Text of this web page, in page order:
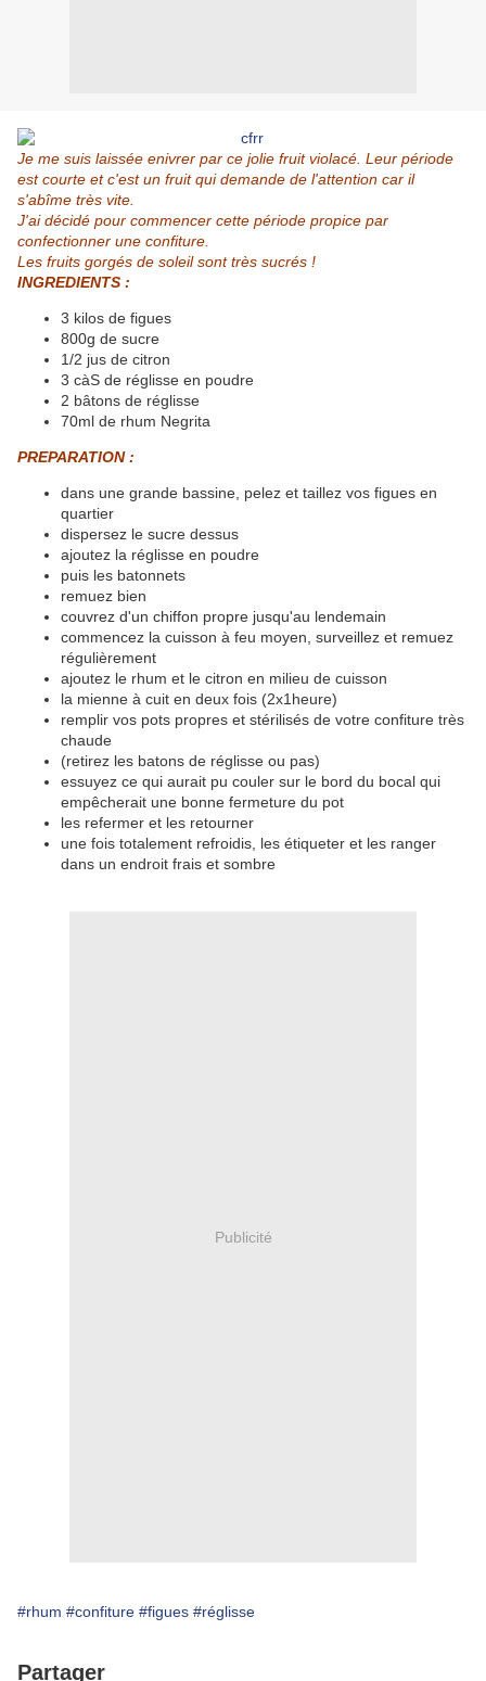
Je me suis laissée enivrer par ce jolie fruit violacé. Leur période
est courte et c'est un fruit qui demande de l'attention car il
s'abîme très vite.
J'ai décidé pour commencer cette période propice par
confectionner une confiture.
Les fruits gorgés de soleil sont très sucrés !
INGREDIENTS :
3 kilos de figues
800g de sucre
1/2 jus de citron
3 càS de réglisse en poudre
2 bâtons de réglisse
70ml de rhum Negrita
PREPARATION :
dans une grande bassine, pelez et taillez vos figues en
quartier
dispersez le sucre dessus
ajoutez la réglisse en poudre
puis les batonnets
remuez bien
couvrez d'un chiffon propre jusqu'au lendemain
commencez la cuisson à feu moyen, surveillez et remuez
régulièrement
ajoutez le rhum et le citron en milieu de cuisson
la mienne à cuit en deux fois (2x1heure)
remplir vos pots propres et stérilisés de votre confiture très
chaude
(retirez les batons de réglisse ou pas)
essuyez ce qui aurait pu couler sur le bord du bocal qui
empêcherait une bonne fermeture du pot
les refermer et les retourner
une fois totalement refroidis, les étiqueter et les ranger
dans un endroit frais et sombre
Publicité
#rhum #confiture #figues #réglisse
Partager